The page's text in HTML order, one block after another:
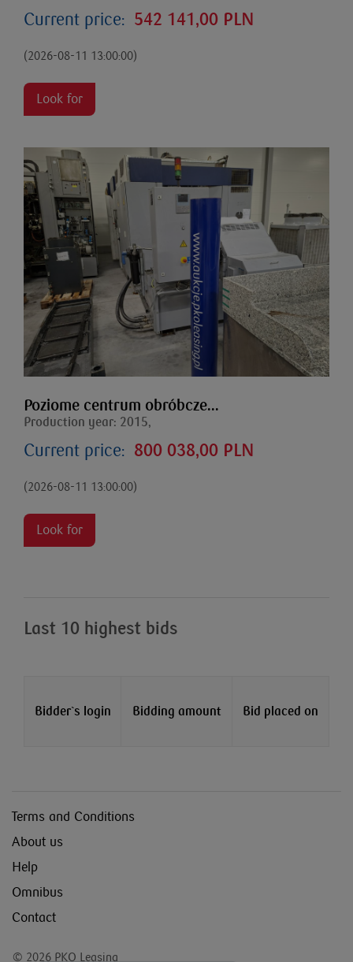
Current price: 542 141,00 PLN
(2026-08-11 13:00:00)
Look for
Poziome centrum obróbcze...
Production year: 2015,
Current price: 800 038,00 PLN
(2026-08-11 13:00:00)
Look for
Last 10 highest bids
Bidder`s login Bidding amount Bid placed on
Terms and Conditions
About us
Help
Omnibus
Contact
© 2026 PKO Leasing